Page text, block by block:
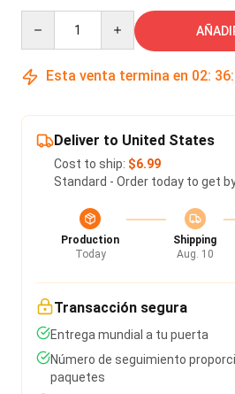
Esta venta termina en 02: 36:
Deliver to United States
Cost to ship: $6.99
Standard - Order today to get
Production
Today
Shipping
Aug. 10
Transacción segura
Entrega mundial a tu puerta
Número de seguimiento
paquetes